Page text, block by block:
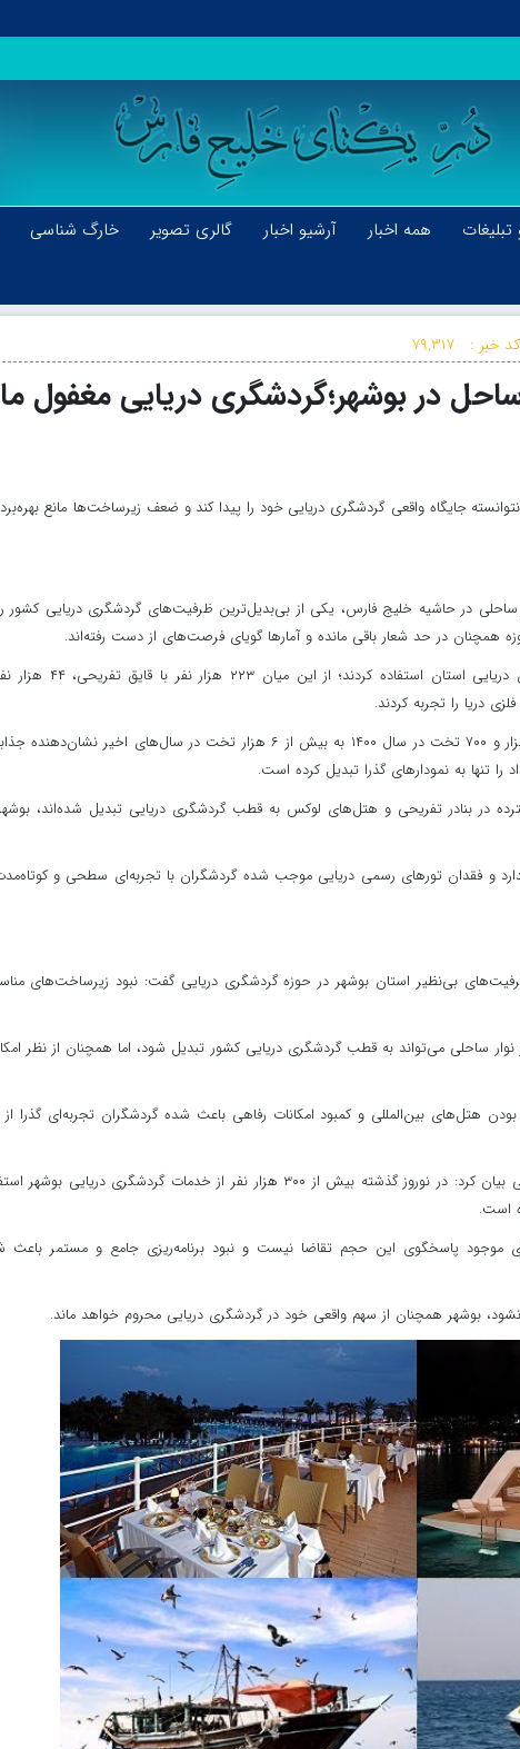
همه اخبار آرشیو اخبار گالری تصویر خارگ شناسی
کد خبر : ۷۹,۳۱۷
۹۰۰ کیلومتر ساحل در بوشهر؛گردشگری دریایی مغفول
جایگاه واقعی گردشگری دریایی خود را پیدا کند و ضعف زیرساخت‌ها مانع
بیش از ۹۰۰ کیلومتر نوار ساحلی در حاشیه خلیج فارس، یکی از بی‌بدیل‌ترین ظرفیت‌های گردشگری دریایی کشور
همچنان در حد شعار باقی مانده و آمارها گویای فرصت‌های از دست رفته‌اند.
در تعطیلات نوروز ۳۰۸ هزار گردشگر از خدمات گردشگری دریایی استان استفاده کردند؛ از
این حجم استقبال در کنار افزایش ظرفیت اقامتی از سه هزار و ۷۰۰ تخت در سال ۱۴۰۰ به بیش از ۶ هزار تخت در سال‌های اخیر
را تنها به نمودارهای گذرا تبدیل کرده است.
در بنادر تفریحی و هتل‌های لوکس به قطب گردشگری دریایی تبدیل شده‌اند،
و فقدان تورهای رسمی دریایی موجب شده گردشگران با تجربه‌ای سطحی و
بی‌نظیر استان بوشهر در حوزه گردشگری دریایی گفت: نبود زیرساخت‌های
اظهار داشت: استان بوشهر با ۹۰۰ کیلومتر نوار ساحلی می‌تواند به قطب گردشگری دریایی کشور تبدیل شود، اما همچنان از نظر
هتل‌های بین‌المللی و کمبود امکانات رفاهی باعث شده گردشگران تجربه‌ای گذرا از
محمدی با اشاره به استقبال بالای مردم از گردشگری دریایی بیان کرد: در نوروز گذشته بیش از ۳۰۰ هزار نفر از خدمات گردشگری دریایی
است.
موجود پاسخگوی این حجم تقاضا نیست و نبود برنامه‌ریزی جامع و مستمر باعث
بوشهر همچنان از سهم واقعی خود در گردشگری دریایی محروم خواهد ماند.